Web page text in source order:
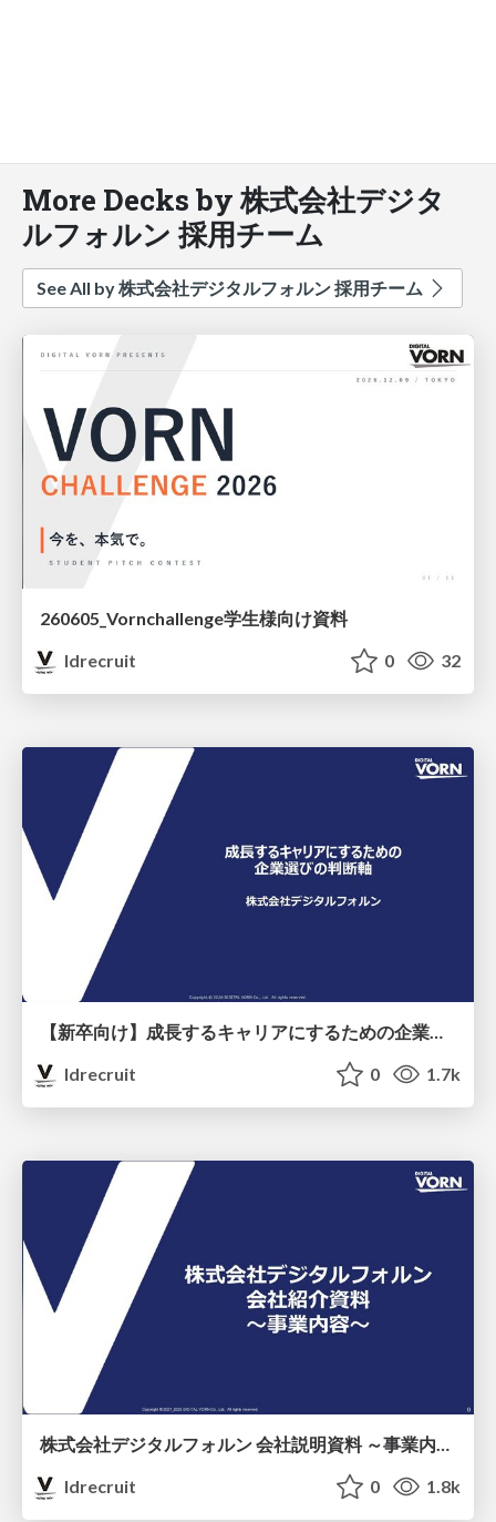
More Decks by 株式会社デジタ
ルフォルン 採用チーム
See All by 株式会社デジタルフォルン 採用チーム
260605_Vornchallenge学生様向け資料
ldrecruit
0 32
ldrecruit
0 1.7k
株式会社デジタルフォルン 会社説明資料 ～事業内容(コンサルタント)～2026年版
ldrecruit
0 1.8k